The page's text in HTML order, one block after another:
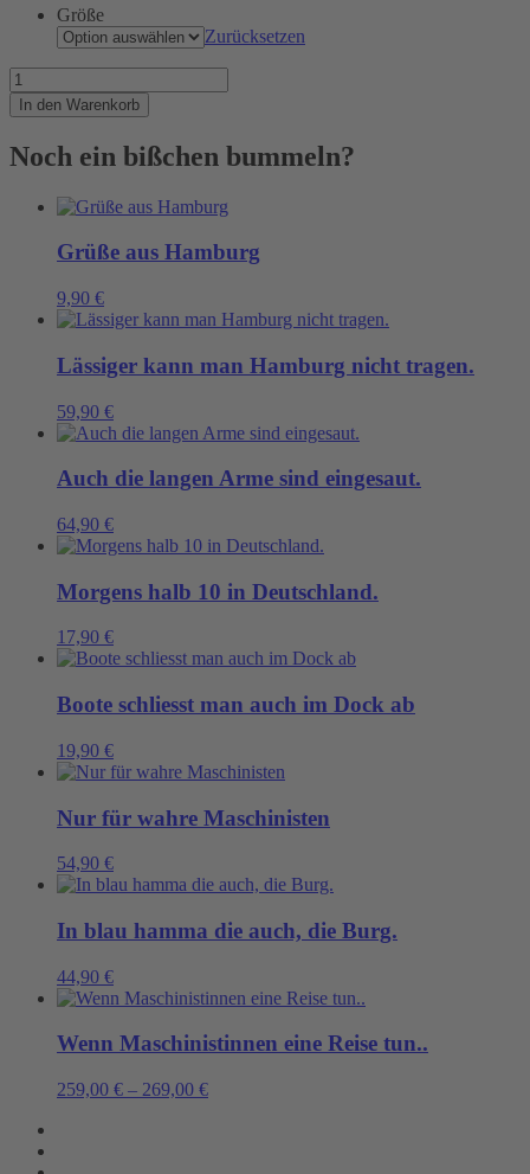
Größe
Zurücksetzen
Hilfe
für
Ipads
In den Warenkorb
Noch ein bißchen bummeln?
Grüße aus Hamburg
9,90 €
Lässiger kann man Hamburg nicht tragen.
59,90 €
Auch die langen Arme sind eingesaut.
64,90 €
Morgens halb 10 in Deutschland.
17,90 €
Boote schliesst man auch im Dock ab
19,90 €
Nur für wahre Maschinisten
54,90 €
In blau hamma die auch, die Burg.
44,90 €
Wenn Maschinistinnen eine Reise tun..
259,00 € – 269,00 €